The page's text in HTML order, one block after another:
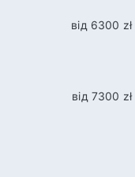
від 6300 zł
від 7300 zł